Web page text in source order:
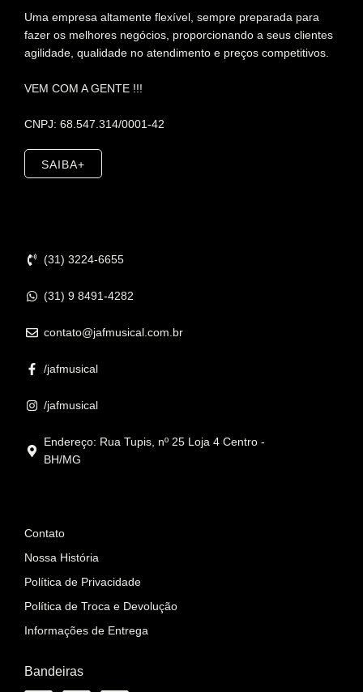
Uma empresa altamente flexível, sempre preparada para
fazer os melhores negócios, proporcionando a seus clientes
agilidade, qualidade no atendimento e preços competitivos.
VEM COM A GENTE !!!
CNPJ: 68.547.314/0001-42
SAIBA+
(31) 3224-6655
(31) 9 8491-4282
contato@jafmusical.com.br
/jafmusical
/jafmusical
Endereço: Rua Tupis, nº 25 Loja 4 Centro -
BH/MG
Contato
Nossa História
Política de Privacidade
Política de Troca e Devolução
Informações de Entrega
Bandeiras